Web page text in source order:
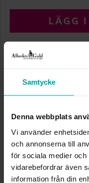
Samtycke
Denna webbplats
Vi använder
och annonserna till
för sociala medier
vidarebefordrar även
information från din
LÄGG
INFO
BREDD CA (MM)
HÖJD CA (MM)
VARUMÄRKE
MATERIAL
STEN/PÄRLA